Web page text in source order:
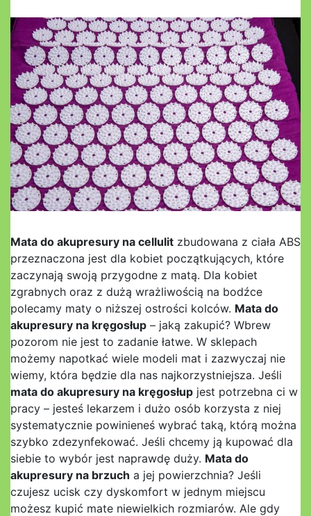
Mata do akupresury na cellulit zbudowana z ciała ABS
przeznaczona jest dla kobiet początkujących, które
zaczynają swoją przygodne z matą. Dla kobiet
zgrabnych oraz z dużą wrażliwością na bodźce
polecamy maty o niższej ostrości kolców. Mata do
akupresury na kręgosłup – jaką zakupić? Wbrew
pozorom nie jest to zadanie łatwe. W sklepach
możemy napotkać wiele modeli mat i zazwyczaj nie
wiemy, która będzie dla nas najkorzystniejsza. Jeśli
mata do akupresury na kręgosłup jest potrzebna ci w
pracy – jesteś lekarzem i dużo osób korzysta z niej
systematycznie powinieneś wybrać taką, którą można
szybko zdezynfekować. Jeśli chcemy ją kupować dla
siebie to wybór jest naprawdę duży. Mata do
akupresury na brzuch a jej powierzchnia? Jeśli
czujesz ucisk czy dyskomfort w jednym miejscu
możesz kupić mate niewielkich rozmiarów. Ale gdy